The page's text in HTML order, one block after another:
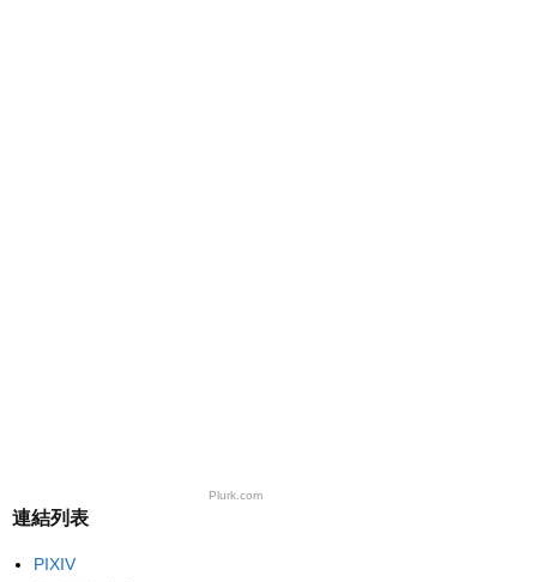
Plurk.com
連結列表
PIXIV